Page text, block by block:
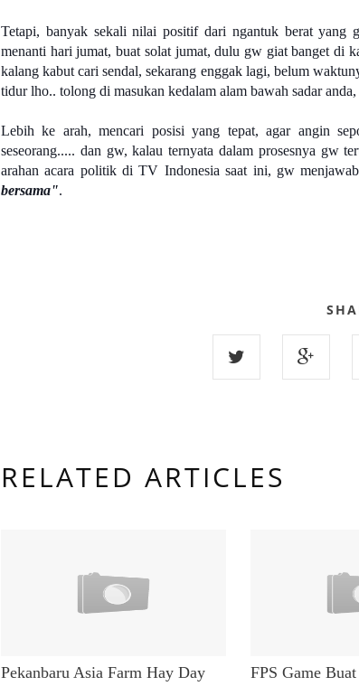
Tetapi, banyak sekali nilai positif dari ngantuk berat
menanti hari jumat, buat solat jumat, dulu gw giat banget di
kalang kabut cari sendal, sekarang enggak lagi, belum
tidur lho.. tolong di masukan kedalam alam bawah sadar
Lebih ke arah, mencari posisi yang tepat, agar angin
seseorang..... dan gw, kalau ternyata dalam prosesnya gw
arahan acara politik di TV Indonesia saat ini, gw
bersama".
RELATED ARTICLES
Pekanbaru Asia Farm Hay Day
FPS Game